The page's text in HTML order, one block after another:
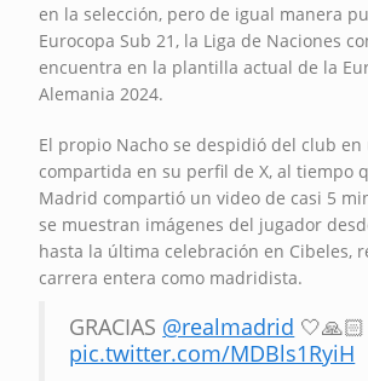
en la selección, pero de igual manera
Eurocopa Sub 21, la Liga de Naciones
encuentra en la plantilla actual de la
Alemania 2024.
El propio Nacho se despidió del club en
compartida en su perfil de X, al tiempo
Madrid compartió un video de casi 5
se muestran imágenes del jugador
hasta la última celebración en Cibeles,
carrera entera como madridista.
GRACIAS @realmadrid 🤍🙏🏻
pic.twitter.com/MDBls1RyiH